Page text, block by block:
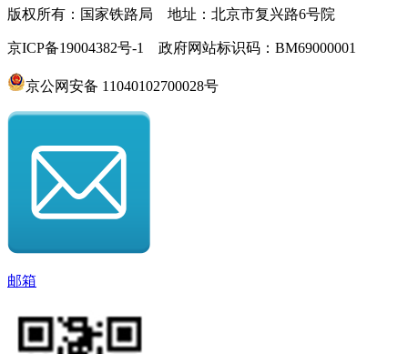
版权所有：国家铁路局 地址：北京市复兴路6号院
京ICP备19004382号-1 政府网站标识码：BM69000001
京公网安备 11040102700028号
邮箱